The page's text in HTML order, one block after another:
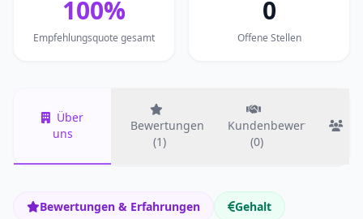
100%
Empfehlungsquote gesamt
0
Offene Stellen
Über
uns
Bewertungen
(1)
Kundenbewertungen
(0)
Bewertungen & Erfahrungen
Gehalt